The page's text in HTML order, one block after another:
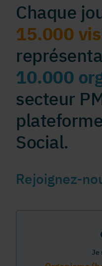
Chaque
15.000
10.000
secteur
Social.
Rejoignez-
Je